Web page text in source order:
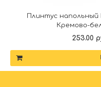
Плинтус напольный
Кремово-
253.00